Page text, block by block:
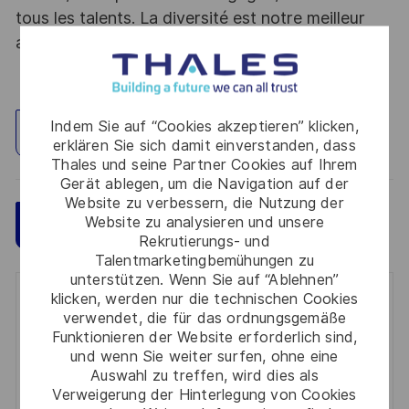
Indem Sie auf “Cookies akzeptieren” klicken,
erklären Sie sich damit einverstanden, dass
Thales und seine Partner Cookies auf Ihrem
Gerät ablegen, um die Navigation auf der
Website zu verbessern, die Nutzung der
Website zu analysieren und unsere
Rekrutierungs- und
Talentmarketingbemühungen zu
unterstützen. Wenn Sie auf “Ablehnen”
klicken, werden nur die technischen Cookies
verwendet, die für das ordnungsgemäße
Funktionieren der Website erforderlich sind,
und wenn Sie weiter surfen, ohne eine
Auswahl zu treffen, wird dies als
Verweigerung der Hinterlegung von Cookies
tous les talents. La diversité est notre meilleur
atout. Postulez et rejoignez nous !
Standort erkunden
Jetzt bewerben Speichern
Get notified for similar jobs
You'll receive updates once a week